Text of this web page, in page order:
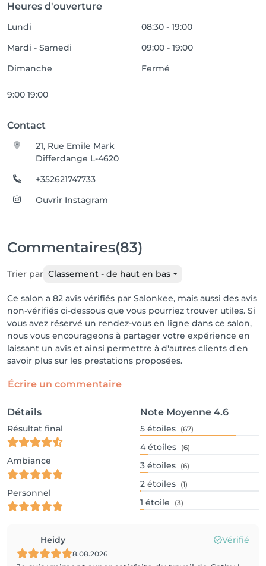
Heures d'ouverture
Lundi
08:30 - 19:00
Mardi - Samedi
09:00 - 19:00
Dimanche
Fermé
9:00 19:00
Contact
21, Rue Emile Mark
Differdange L-4620
+352621747733
Ouvrir Instagram
Commentaires(83)
Trier par Classement - de haut en bas
Ce salon a 82 avis vérifiés par Salonkee, mais aussi des avis
non-vérifiés ci-dessous que vous pourriez trouver utiles. Si
vous avez réservé un rendez-vous en ligne dans ce salon,
nous vous encourageons à partager votre expérience en
laissant un avis et ainsi permettre à d'autres clients d'en
savoir plus sur les prestations proposées.
Écrire un commentaire
Détails
Résultat final
Ambiance
Personnel
Note Moyenne 4.6
5 étoiles (67)
4 étoiles (6)
3 étoiles (6)
2 étoiles (1)
1 étoile (3)
Heidy Vérifié
8.08.2026